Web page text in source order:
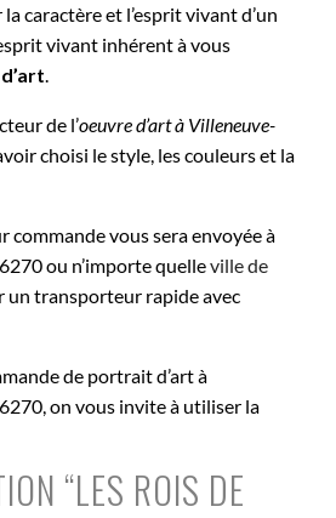
caractère et l’esprit vivant d’un
vivant inhérent à vous
.
de l’oeuvre d’art à Villeneuve-
choisi le style, les couleurs et la
commande vous sera envoyée à
ou n’importe quelleville de
un transporteur rapide avec
de portrait d’art à
on vous invite à utiliser la
“LES ROIS DE